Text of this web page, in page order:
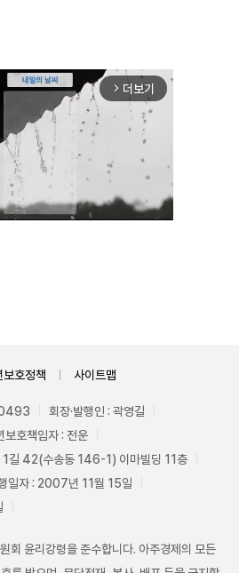
arrow_forward_ios 더보기
보호정책 사이트맵
회장·발행인 : 곽영길
보호책임자 : 전운
1길 42(수송동 146-1) 이마빌딩 11층
일자 : 2007년 11월 15일
회 윤리강령을 준수합니다. 아주경제의 모든